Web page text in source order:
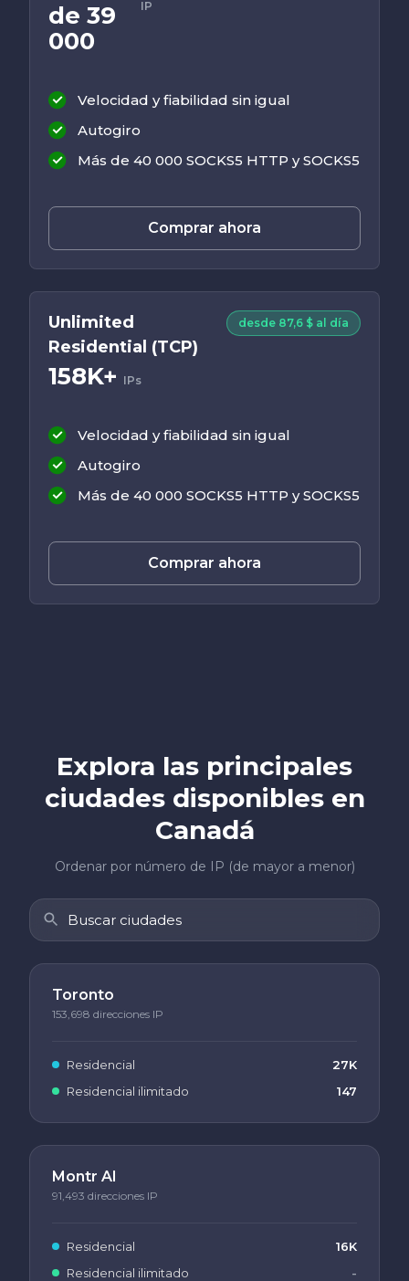
de 39
000
IP
Velocidad y fiabilidad sin igual
Autogiro
Más de 40 000 SOCKS5 HTTP y SOCKS5
Comprar ahora
Unlimited
Residential (TCP)
158K+ IPs
desde 87,6 $ al día
Velocidad y fiabilidad sin igual
Autogiro
Más de 40 000 SOCKS5 HTTP y SOCKS5
Comprar ahora
Explora las principales
ciudades disponibles en
Canadá
Ordenar por número de IP (de mayor a menor)
Toronto
153,698 direcciones IP
Residencial
27K
Residencial ilimitado
147
Montr Al
91,493 direcciones IP
Residencial
16K
Residencial ilimitado
-